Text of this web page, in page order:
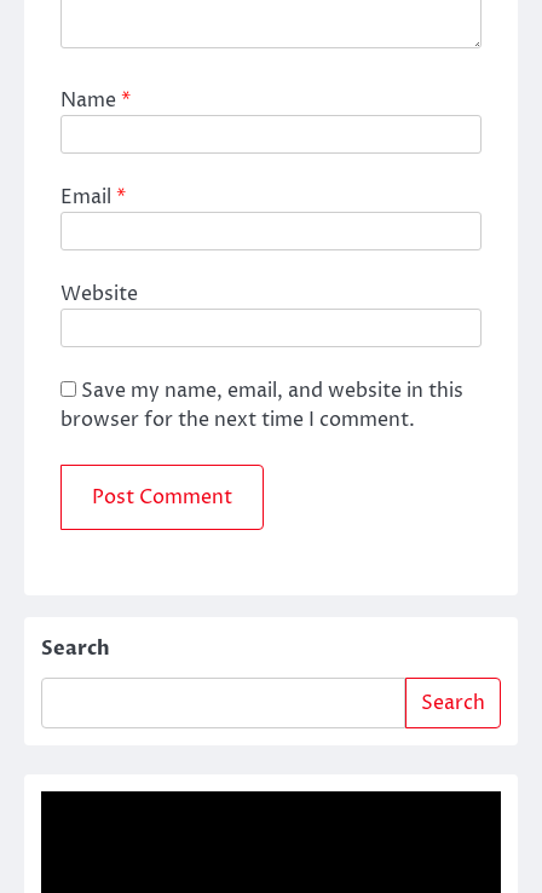
Name*
Email *
Website
Save my name, email, and website in this
browser for the next time I comment.
Search
Search